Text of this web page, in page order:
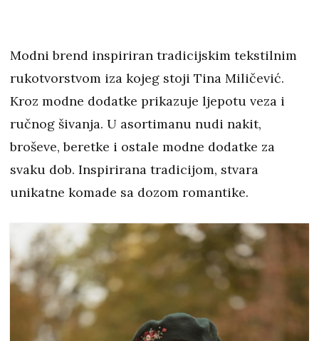
Modni brend inspiriran tradicijskim tekstilnim
rukotvorstvom iza kojeg stoji Tina Miličević.
Kroz modne dodatke prikazuje ljepotu veza i
ručnog šivanja. U asortimanu nudi nakit,
broševe, beretke i ostale modne dodatke za
svaku dob. Inspirirana tradicijom, stvara
unikatne komade sa dozom romantike.